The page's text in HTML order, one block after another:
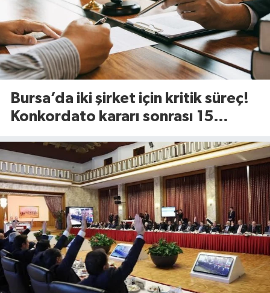
Bursa’da iki şirket için kritik süreç!
Konkordato kararı sonrası 15